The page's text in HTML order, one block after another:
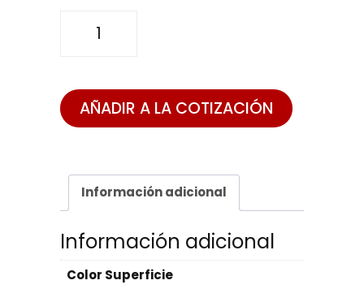
AÑADIR A LA COTIZACIÓN
Información adicional
Información adicional
Color Superficie